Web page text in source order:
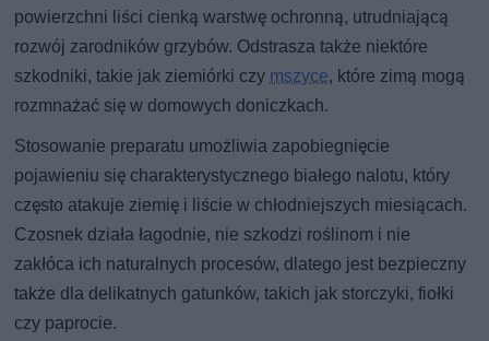
powierzchni liści cienką warstwę ochronną, utrudniającą
rozwój zarodników grzybów. Odstrasza także niektóre
szkodniki, takie jak ziemiórki czy mszyce, które zimą mogą
rozmnażać się w domowych doniczkach.
Stosowanie preparatu umożliwia zapobiegnięcie
pojawieniu się charakterystycznego białego nalotu, który
często atakuje ziemię i liście w chłodniejszych miesiącach.
Czosnek działa łagodnie, nie szkodzi roślinom i nie
zakłóca ich naturalnych procesów, dlatego jest bezpieczny
także dla delikatnych gatunków, takich jak storczyki, fiołki
czy paprocie.